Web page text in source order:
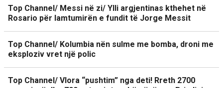
Top Channel/ Messi në zi/ Ylli argjentinas kthehet në
Rosario për lamtumirën e fundit të Jorge Messit
Top Channel/ Kolumbia nën sulme me bomba, droni me
eksploziv vret një polic
Top Channel/ Vlora “pushtim” nga deti! Rreth 2700